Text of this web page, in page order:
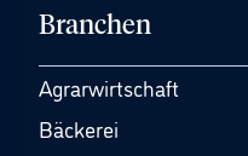
Branchen
Agrarwirtschaft
Bäckerei